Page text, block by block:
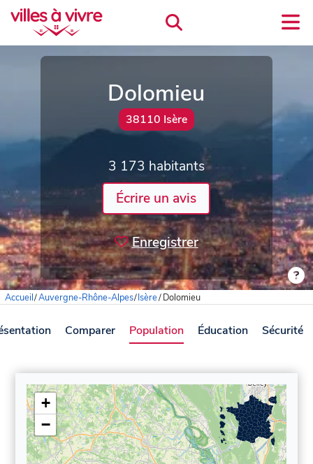
Dolomieu
38110 Isère
3 173 habitants
Écrire un avis
Enregistrer
Accueil/Auvergne-Rhône-Alpes/Isère/Dolomieu
Comparer Population Éducation Sécurité
+
−